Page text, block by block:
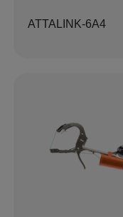
ATTALINK-6A4